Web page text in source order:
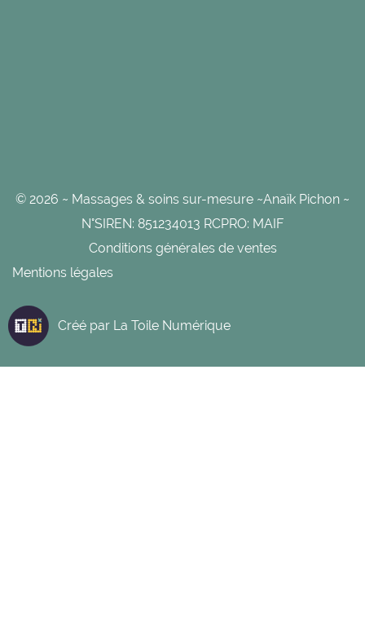
© 2026 ~ Massages & soins sur-mesure ~Anaïk Pichon ~
N°SIREN: 851234013 RCPRO: MAIF
Conditions générales de ventes
Mentions légales
Créé par La Toile Numérique